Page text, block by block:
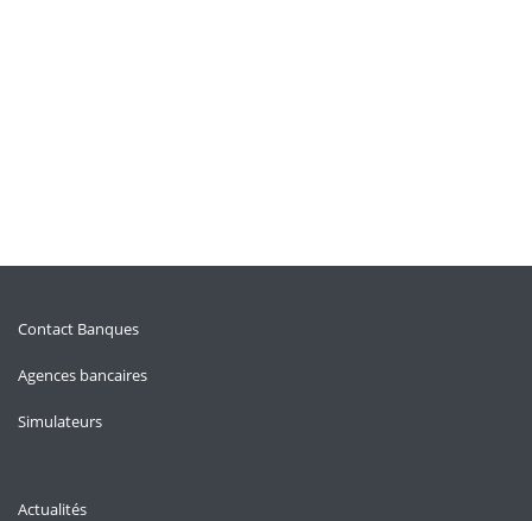
Contact Banques
Agences bancaires
Simulateurs
Actualités